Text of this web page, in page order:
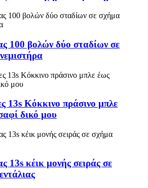
100 βολών δύο σταδίων σε
13s Κόκκινο πράσινο μπλε
δικό μου
13s κέικ μονής σειράς σε